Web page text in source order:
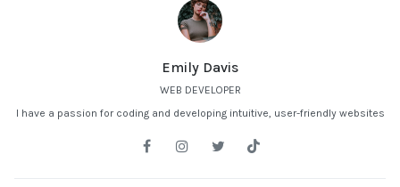
Emily Davis
WEB DEVELOPER
I have a passion for coding and developing intuitive, user-friendly websites